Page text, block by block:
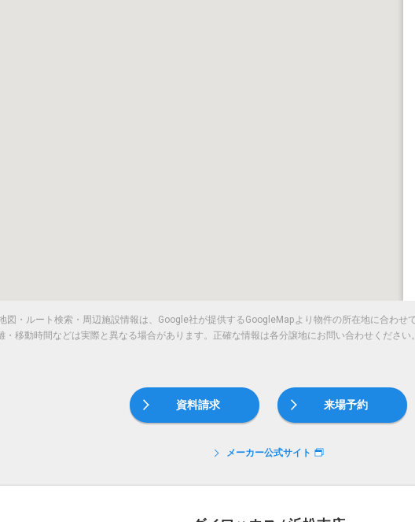
図・ルート検索・周辺施設情報は、Google社が提供するGoogleMapより物件の所在地に合わ
・移動時間などは実際と異なる場合があります。正確な情報は各分譲地にお問い合わせください。
資料請求 来場予約
メーカー公式サイト